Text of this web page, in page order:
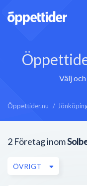
Välj
Öppettider.nu
2 Företag inom
ÖVRIGT